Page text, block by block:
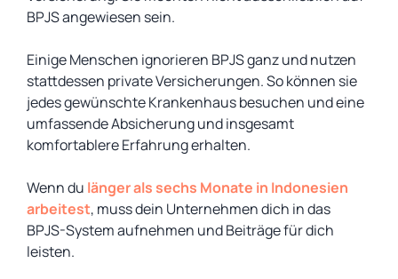
BPJS angewiesen sein.
Einige Menschen ignorieren BPJS ganz und nutzen
stattdessen private Versicherungen. So können sie
jedes gewünschte Krankenhaus besuchen und eine
umfassende Absicherung und insgesamt
komfortablere Erfahrung erhalten.
Wenn du länger als sechs Monate in Indonesien
arbeitest, muss dein Unternehmen dich in das
BPJS-System aufnehmen und Beiträge für dich
leisten.